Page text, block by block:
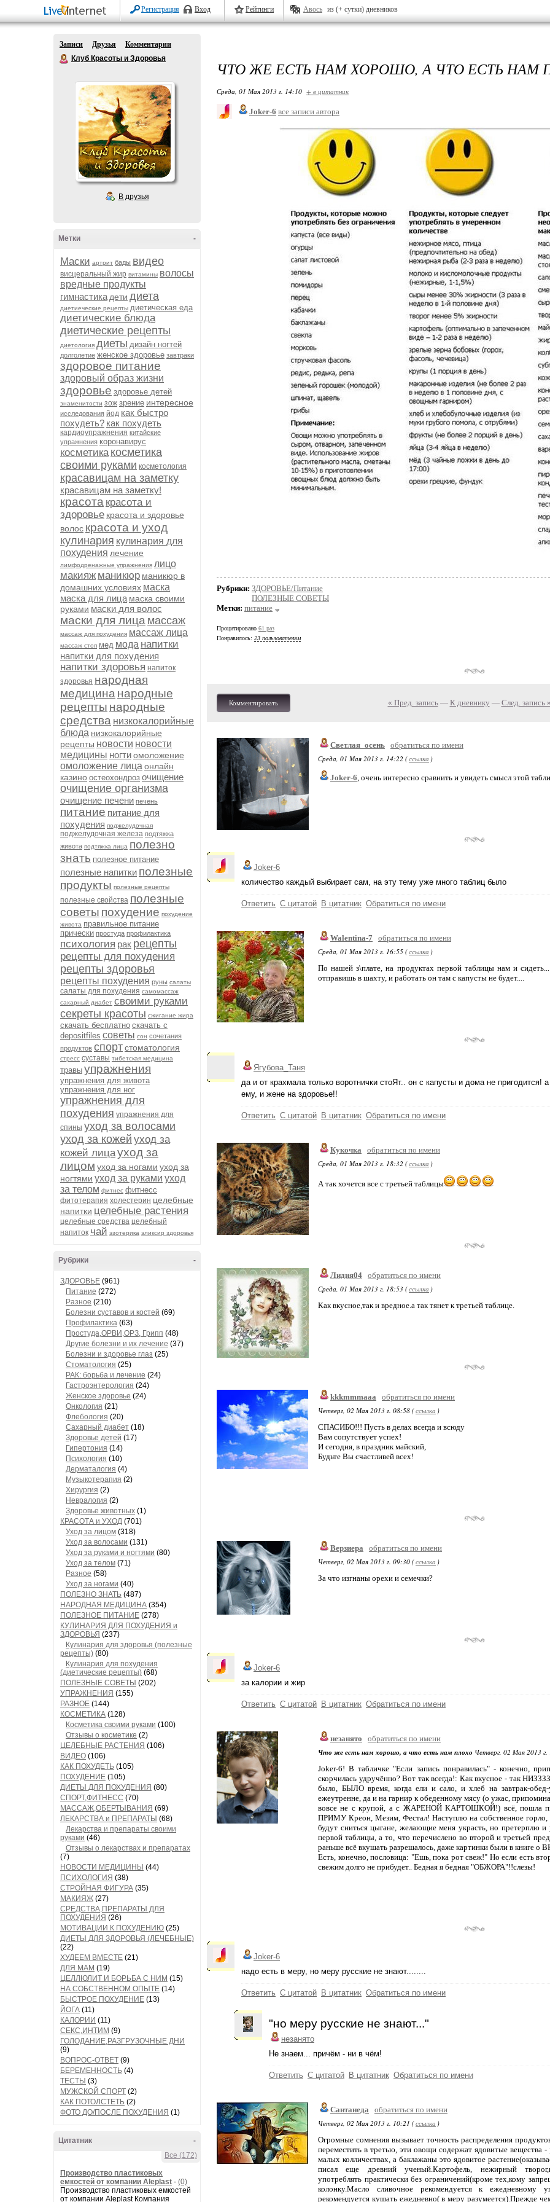
Регистрация Вход Рейтинги Авось из (+ сутки) дневников
Записи Друзья
Комментарии
Клуб Красоты и Здоровья
В друзья
-
Метки
Маски артрит бады видео
висцеральный жир витамины волосы
вредные продукты
гимнастика дети диета
диетиеческие рецепты диетическая еда
диетические блюда
диетические рецепты
диетология диеты дизайн ногтей
долголетие женское здоровье завтраки
здоровое питание
здоровый образ жизни
здоровье здоровье детей
знаменитости зож зрение интересное
исследования йод как быстро
похудеть? как похудеть
кардиоупражнения китайские
упражнения коронавирус
косметика косметика
своими руками косметология
красавицам на заметку
красавицам на заметку!
красота красота и
здоровье красота и здоровье
волос красота и уход
кулинария кулинария для
похудения лечение
лимфодренажные упражнения лицо
макияж маникюр маникюр в
домашних условиях маска
маска для лица маска своими
руками маски для волос
маски для лица массаж
массаж для похудения массаж лица
массаж стоп мед мода напитки
напитки для похудения
напитки здоровья напиток
здоровья народная
медицина народные
рецепты народные
средства низкокалорийные
блюда низкокалорийные
рецепты новости новости
медицины ногтиомоложение
омоложение лица онлайн
казино остеохондроз очищение
очищение организма
очищение печени печень
питание питание для
похудения поджелудочная
поджелудочная железа подтяжка
живота подтяжка лица полезно
знать полезное питание
полезные напитки полезные
продукты полезные рецепты
полезные свойства полезные
советы похудение похудение
живота правильное питание
прически простуда профилактика
психология рак рецепты
рецепты для похудения
рецепты здоровья
рецепты похудения руны салаты
салаты для похудения самомассаж
сахарный диабет своими руками
секреты красоты сжигание жира
скачать бесплатно скачать с
depositfiles советы сон сочетания
продуктов спортстоматология
стресс суставы тибетская медицина
травы упражнения
упражнения для живота
упражнения для ног
упражнения для
похудения упражнения для
спины уход за волосами
уход за кожей уход за
кожей лицауход за
лицом уход за ногами уход за
ногтями уход за руками уход
за телом фитнес фитнесс
фитотерапия холестерин целебные
напитки целебные растения
целебные средства целебный
напиток чай эзотерика эликсир здоровья
-
Рубрики
ЗДОРОВЬЕ (961)
Питание (272)
Разное (210)
Болезни суставов и костей (69)
Профилактика (63)
Простуда,ОРВИ,ОРЗ, Грипп (48)
Другие болезни и их лечение (37)
Болезни и здоровье глаз (25)
Стоматология (25)
РАК: борьба и лечение (24)
Гастроэнтерология (24)
Женское здоровье (24)
Онкология (21)
Флебология (20)
Сахарный диабет (18)
Здоровье детей (17)
Гипертония (14)
Психология (10)
Дерматалогия (4)
Музыкотерапия (2)
Хирургия (2)
Невралогия (2)
Здоровье животных (1)
КРАСОТА и УХОД (701)
Уход за лицом (318)
Уход за волосами (131)
Уход за руками и ногтями (80)
Уход за телом (71)
Разное (58)
Уход за ногами (40)
ПОЛЕЗНО ЗНАТЬ (487)
НАРОДНАЯ МЕДИЦИНА (354)
ПОЛЕЗНОЕ ПИТАНИЕ (278)
КУЛИНАРИЯ ДЛЯ ПОХУДЕНИЯ и
ЗДОРОВЬЯ (237)
Кулинария для здоровья (полезные
рецепты) (80)
Кулинария для похудения
(диетические рецепты) (68)
ПОЛЕЗНЫЕ СОВЕТЫ (202)
УПРАЖНЕНИЯ (155)
РАЗНОЕ (144)
КОСМЕТИКА (128)
Косметика своими руками (100)
Отзывы о косметике (2)
ЦЕЛЕБНЫЕ РАСТЕНИЯ (106)
ВИДЕО (106)
КАК ПОХУДЕТЬ (105)
ПОХУДЕНИЕ (105)
ДИЕТЫ ДЛЯ ПОХУДЕНИЯ (80)
СПОРТ,ФИТНЕСС (70)
МАССАЖ,ОБЕРТЫВАНИЯ (69)
ЛЕКАРСТВА и ПРЕПАРАТЫ (68)
Лекарства и препараты своими
руками (46)
Отзывы о лекарствах и препаратах
(7)
НОВОСТИ МЕДИЦИНЫ (44)
ПСИХОЛОГИЯ (38)
СТРОЙНАЯ ФИГУРА (35)
МАКИЯЖ (27)
СРЕДСТВА,ПРЕПАРАТЫ ДЛЯ
ПОХУДЕНИЯ (26)
МОТИВАЦИИ К ПОХУДЕНИЮ (25)
ДИЕТЫ ДЛЯ ЗДОРОВЬЯ (ЛЕЧЕБНЫЕ)
(22)
ХУДЕЕМ ВМЕСТЕ (21)
ДЛЯ МАМ (19)
ЦЕЛЛЮЛИТ И БОРЬБА С НИМ (15)
НА СОБСТВЕННОМ ОПЫТЕ (14)
БЫСТРОЕ ПОХУДЕНИЕ (13)
ЙОГА (11)
КАЛОРИИ (11)
СЕКС,ИНТИМ (9)
ГОЛОДАНИЕ,РАЗГРУЗОЧНЫЕ ДНИ
(9)
ВОПРОС-ОТВЕТ (9)
БЕРЕМЕННОСТЬ (4)
ТЕСТЫ (3)
МУЖСКОЙ СПОРТ (2)
КАК ПОТОЛСТЕТЬ (2)
ФОТО ДО/ПОСЛЕ ПОХУДЕНИЯ (1)
-
Цитатник
Все (172)
Производство пластиковых
емкостей от компании Aleplast - (0)
Производство пластиковых емкостей
от компании Aleplast Компания
ЧТО ЖЕ ЕСТЬ НАМ ХОРОШО, А ЧТО ЕСТЬ НАМ
Среда, 01 Мая 2013 г. 14:10 + в цитатник
Joker-6 все записи автора
Рубрики: ЗДОРОВЬЕ/Питание
ПОЛЕЗНЫЕ СОВЕТЫ
Метки: питание
Процитировано 61 раз
Понравилось: 23 пользователям
Комментировать « Пред. запись— К дневнику — След. запись »
Светлая_осень обратиться по имени
Среда, 01 Мая 2013 г. 14:22 (ссылка )
Joker-6, очень интересно сравнить и увидеть смысл этой
Joker-6
количество каждый выбирает сам, на эту тему уже много таблиц было
Ответить С цитатой В цитатник Обратиться по имени
Walentina-7
обратиться по имени
Среда, 01 Мая 2013 г. 16:55 (ссылка )
По нашей з\плате, на продуктах первой таблицы нам и
отправишь в шахту, и работать он там с капусты не будет....
Ягубова_Таня
да и от крахмала только воротнички стоЯт.. он с капусты и дома не
ему, и жене на здоровье!!
Ответить С цитатой В цитатник Обратиться по имени
Кукочка
обратиться по имени
Среда, 01 Мая 2013 г. 18:32 (ссылка )
А так хочется все с третьей таблицы
Лидия04 обратиться по имени
Среда, 01 Мая 2013 г. 18:53 (ссылка )
Как вкусное,так и вредное.а так тянет к третьей таблице.
kkkmmmaaa
обратиться по имени
Четверг, 02 Мая 2013 г. 08:58 (ссылка )
СПАСИБО!!! Пусть в делах всегда и всюду
Вам сопутствует успех!
И сегодня, в праздник майский,
Будьте Вы счастливей всех!
Верзиера
обратиться по имени
Четверг, 02 Мая 2013 г. 09:30 (ссылка )
За что изгнаны орехи и семечки?
Joker-6
за калории и жир
Ответить С цитатой В цитатник Обратиться по имени
незанято обратиться по имени
Что же есть нам хорошо, а что есть нам плохо Четверг, 02 Мая 2013
Joker-6! В табличке "Если запись понравилась" - конечно,
скорчилась удручённо? Вот так всегда!: Как вкусное - так
было, БЫЛО время, когда ели и сало, и хлеб на завтрак-
ежеутренне, да и на гарнир к обеденному мясу (о ужас,
вовсе не с крупой, а с ЖАРЕНОЙ КАРТОШКОЙ!) всё, пошла
ПРИМУ Креон, Мезим, Фестал! Наступлю на собственное горло,
будут сниться цыгане, желающие меня украсть, но претерплю
первой таблицы, а то, что перечислено во второй и третьей
раньше всё вкушать разрешалось, даже картинки были в
Есть, конечно, пословица: "Ешь, пока рот свеж!" Но если есть
свежим долго не прибудет.. Бедная я бедная "ОБЖОРА"!!слезы!
Joker-6
надо есть в меру, но меру русские не знают........
Ответить С цитатой В цитатник Обратиться по имени
"но меру русские не знают..."
незанято
Не знаем... причём - ни в чём!
Ответить С цитатой В цитатник Обратиться по имени
Сантанеда
обратиться по имени
Четверг, 02 Мая 2013 г. 10:21 (ссылка )
Огромные сомнения вызывает точность распределения
переместить в третью, эти овощи содержат ядовитые вещества
малых колличествах, а баклажаны это ядовитое
писал еще древний ученый.Картофель, нежирный
употреблять практически без ограничений(кроме тех,кому
колонку.Масло сливочное рекомендуется к ежедневному
рекомендуется кушать ежедневно( в меру разумеется).Прежде